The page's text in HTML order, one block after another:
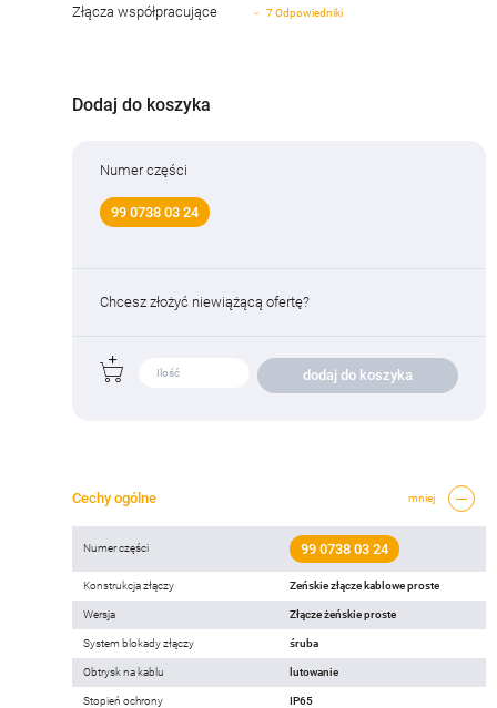
Złącza współpracujące 7 Odpowiedniki
Dodaj do koszyka
Numer części
99 0738 03 24
Chcesz złożyć niewiążącą ofertę?
dodaj do koszyka
Cechy ogólne mniej
Numer części 99 0738 03 24
Konstrukcja złączy Zeńskie złącze kablowe proste
Wersja Złącze żeńskie proste
System blokady złączy śruba
Obtrysk na kablu lutowanie
Stopień ochrony IP65